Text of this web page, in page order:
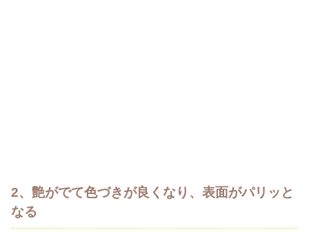
2、艶がでて色づきが良くなり、表面がパリッと
なる